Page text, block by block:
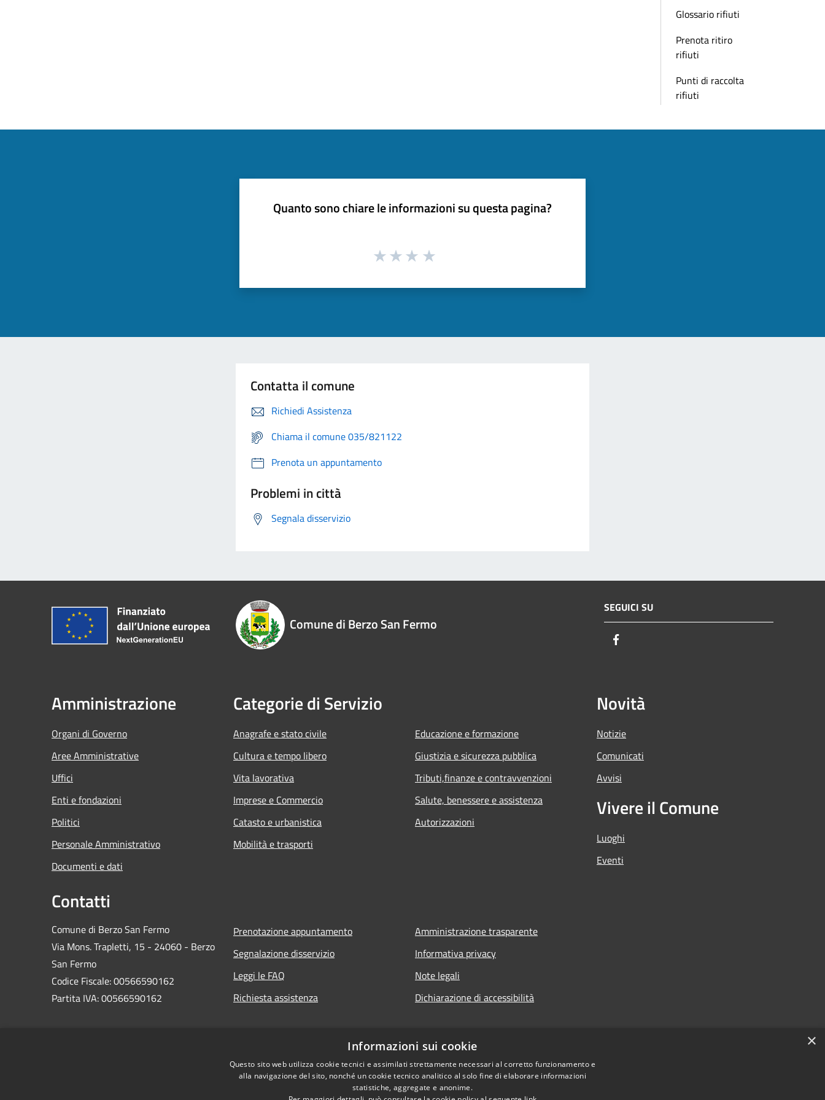
Glossario rifiuti
Prenota ritiro
rifiuti
Punti di raccolta
rifiuti
Quanto sono chiare le informazioni su questa pagina?
Contatta il comune
Richiedi Assistenza
Chiama il comune 035/821122
Prenota un appuntamento
Problemi in città
Segnala disservizio
Comune di Berzo San Fermo
SEGUICI SU
Amministrazione
Organi di Governo
Aree Amministrative
Uffici
Enti e fondazioni
Politici
Personale Amministrativo
Documenti e dati
Categorie di Servizio
Anagrafe e stato civile
Cultura e tempo libero
Vita lavorativa
Imprese e Commercio
Catasto e urbanistica
Mobilità e trasporti
Educazione e formazione
Giustizia e sicurezza pubblica
Tributi,finanze e contravvenzioni
Salute, benessere e assistenza
Autorizzazioni
Novità
Notizie
Comunicati
Avvisi
Vivere il Comune
Luoghi
Eventi
Contatti
Comune di Berzo San Fermo
Via Mons. Trapletti, 15 - 24060 - Berzo
San Fermo
Codice Fiscale: 00566590162
Partita IVA: 00566590162
Prenotazione appuntamento
Segnalazione disservizio
Leggi le FAQ
Richiesta assistenza
Amministrazione trasparente
Informativa privacy
Note legali
Dichiarazione di accessibilità
×
Informazioni sui cookie
Questo sito web utilizza cookie tecnici e assimilati strettamente necessari al corretto funzionamento e
alla navigazione del sito, nonché un cookie tecnico analitico al solo fine di elaborare informazioni
statistiche, aggregate e anonime.